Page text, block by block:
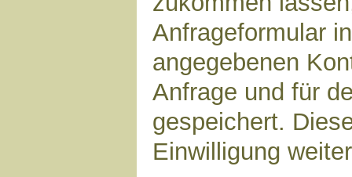
Anfrageformular
angegebenen
Anfrage und für
gespeichert.
Einwilligung